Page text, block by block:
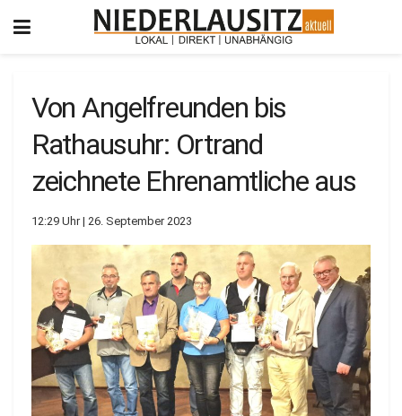
Von Angelfreunden bis
Rathausuhr: Ortrand
zeichnete Ehrenamtliche aus
12:29 Uhr | 26. September 2023